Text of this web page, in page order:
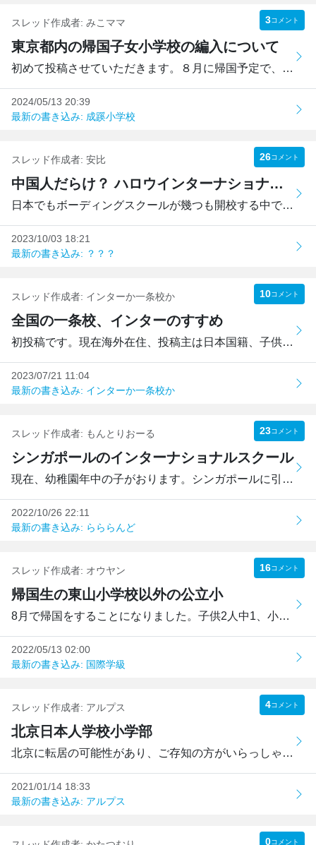
スレッド作成者: みこママ 3コメント
東京都内の帰国子女小学校の編入について
初めて投稿させていただきます。８月に帰国予定で、現在小学...
2024/05/13 20:39
最新の書き込み: 成蹊小学校
スレッド作成者: 安比 26コメント
中国人だらけ？ ハロウインターナショナルスクール安比ジャパン
日本でもボーディングスクールが幾つも開校する中でハロウは...
2023/10/03 18:21
最新の書き込み: ？？？
スレッド作成者: インターか一条校か 10コメント
全国の一条校、インターのすすめ
初投稿です。現在海外在住、投稿主は日本国籍、子供は二重国...
2023/07/21 11:04
最新の書き込み: インターか一条校か
スレッド作成者: もんとりおーる 23コメント
シンガポールのインターナショナルスクール
現在、幼稚園年中の子がおります。シンガポールに引越し予定...
2022/10/26 22:11
最新の書き込み: らららんど
スレッド作成者: オウヤン 16コメント
帰国生の東山小学校以外の公立小
8月で帰国をすることになりました。子供2人中1、小4は生まれ...
2022/05/13 02:00
最新の書き込み: 国際学級
スレッド作成者: アルプス 4コメント
北京日本人学校小学部
北京に転居の可能性があり、ご存知の方がいらっしゃれば教え...
2021/01/14 18:33
最新の書き込み: アルプス
0コメント